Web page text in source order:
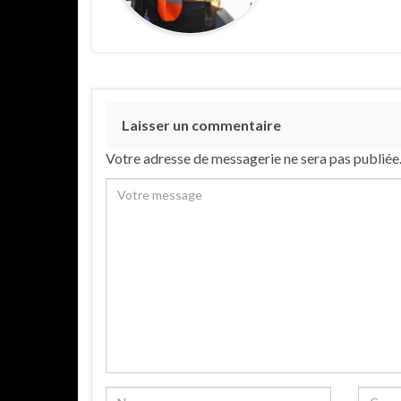
Laisser un commentaire
Votre adresse de messagerie ne sera pas publiée.